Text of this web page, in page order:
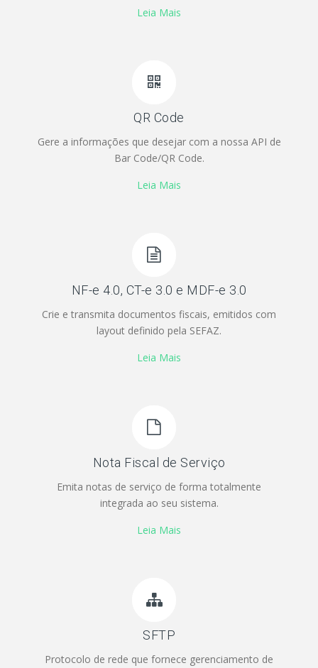
Leia Mais
QR Code
Gere a informações que desejar com a nossa API de
Bar Code/QR Code.
Leia Mais
NF-e 4.0, CT-e 3.0 e MDF-e 3.0
Crie e transmita documentos fiscais, emitidos com
layout definido pela SEFAZ.
Leia Mais
Nota Fiscal de Serviço
Emita notas de serviço de forma totalmente
integrada ao seu sistema.
Leia Mais
SFTP
Protocolo de rede que fornece gerenciamento de